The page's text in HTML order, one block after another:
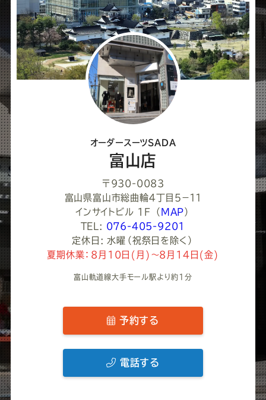
ア
し
て
く
だ
オーダースーツSADA
富山店
〒930-0083
富山県富山市総曲輪４丁目５−１１
インサイトビル 1F
（ MAP ）
TEL: 076-405-9201
定休日: 水曜（祝祭日を除く）
夏期休業：8月10日(月)～8月14日(金)
富山軌道線大手モール駅より約1分
予約する
電話する